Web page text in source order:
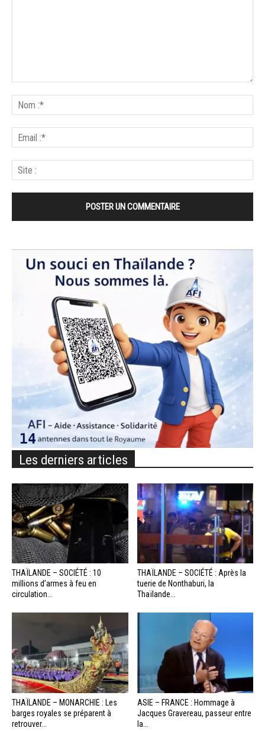
Les derniers articles
THAÏLANDE – SOCIÉTÉ : 10
millions d’armes à feu en
circulation...
THAÏLANDE – SOCIÉTÉ : Après la
tuerie de Nonthaburi, la
Thaïlande...
THAÏLANDE – MONARCHIE : Les
barges royales se préparent à
retrouver...
ASIE – FRANCE : Hommage à
Jacques Gravereau, passeur entre
la...